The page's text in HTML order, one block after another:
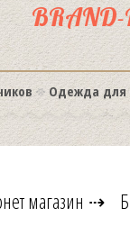
BRAND-
Одежда для
магазин ⇢